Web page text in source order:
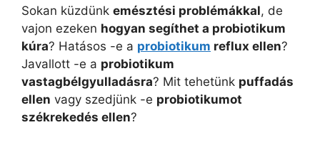
Sokan küzdünk emésztési problémákkal, de
vajon ezeken hogyan segíthet a probiotikum
kúra? Hatásos -e a probiotikum reflux ellen?
Javallott -e a probiotikum
vastagbélgyulladásra? Mit tehetünk puffadás
ellen vagy szedjünk -e probiotikumot
székrekedés ellen?